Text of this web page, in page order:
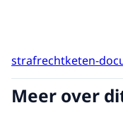
strafrechtketen-
Meer over